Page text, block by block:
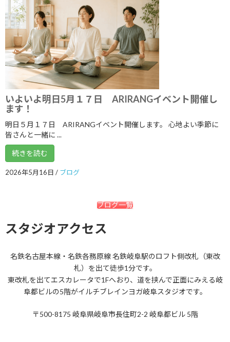
2020年12月
2020年11月
2020年10月
2020年9月
2020年8月
2020年7月
2020年6月
2020年5月
2020年4月
2019年12月
2019年11月
2019年9月
2019年8月
いよいよ明日5月１７日 ARIRANGイベント開催し
ます！
明日５月１７日 ARIRANGイベント開催します。 心地よい季節に
皆さんと一緒に ...
続きを読む
2026年5月16日 / ブログ
ブログ一覧
スタジオアクセス
名鉄名古屋本線・名鉄各務原線 名鉄岐阜駅のロフト側改札（東改
札）を出て徒歩1分です。
東改札を出てエスカレータで1Fへおり、道を挟んで正面にみえる岐
阜都ビルの5階がイルチブレインヨガ岐阜スタジオです。
〒500-8175 岐阜県岐阜市長住町2-2 岐阜都ビル 5階